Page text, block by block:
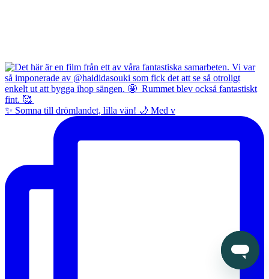
✨ Somna till drömlandet, lilla vän! 🌙 Med v